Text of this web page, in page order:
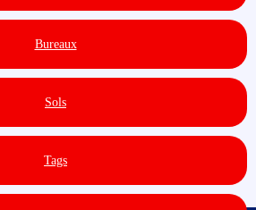
Bureaux
Sols
Tags